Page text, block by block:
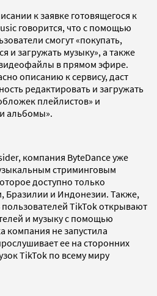
к заявке готовящегося к
говорится, что с помощью
смогут «покупать,
и загружать музыку», а также
в прямом эфире.
описанию к сервису, даст
редактировать и загружать
плейлистов» и
альбомы».
компания ByteDance уже
стриминговым
доступно только
Бразилии и Индонезии. Также,
TikTok открывают
и музыку с помощью
не запустила
ее на сторонних
TikTok по всему миру